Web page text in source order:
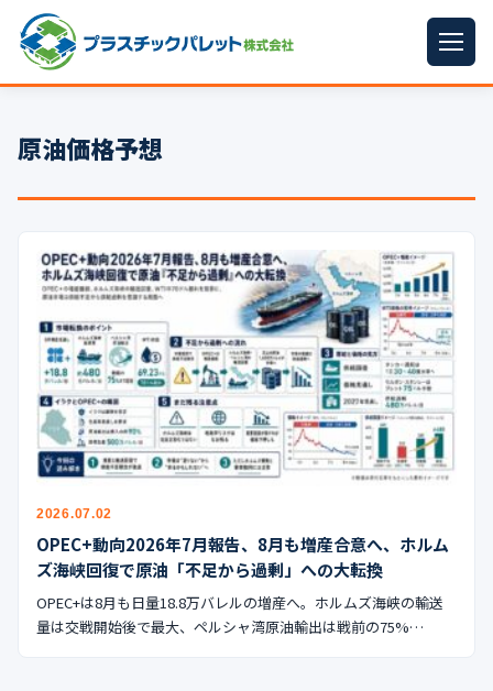
パレットサイズ
プラパレット ▼
コンテナ
中古パレット
再生原料
梱包資材
イラン情勢まとめ
公式ブログ
会社案内
🇺🇸🇰🇷🇹🇼🇻🇳
原油価格予想
2026.07.02
OPEC+動向2026年7月報告、8月も増産合意へ、ホルム
ズ海峡回復で原油「不足から過剰」への大転換
OPEC+は8月も日量18.8万バレルの増産へ。ホルムズ海峡の輸送
量は交戦開始後で最大、ペルシャ湾原油輸出は戦前の75%…